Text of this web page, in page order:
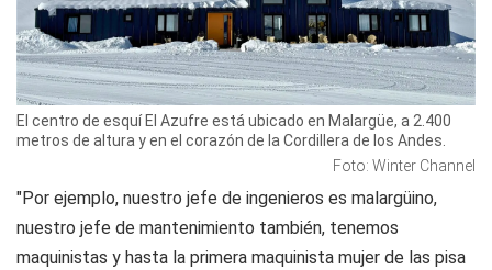
El centro de esquí El Azufre está ubicado en Malargüe, a 2.400
metros de altura y en el corazón de la Cordillera de los Andes.
Foto: Winter Channel
"Por ejemplo, nuestro jefe de ingenieros es malargüino,
nuestro jefe de mantenimiento también, tenemos
maquinistas y hasta la primera maquinista mujer de las pisa